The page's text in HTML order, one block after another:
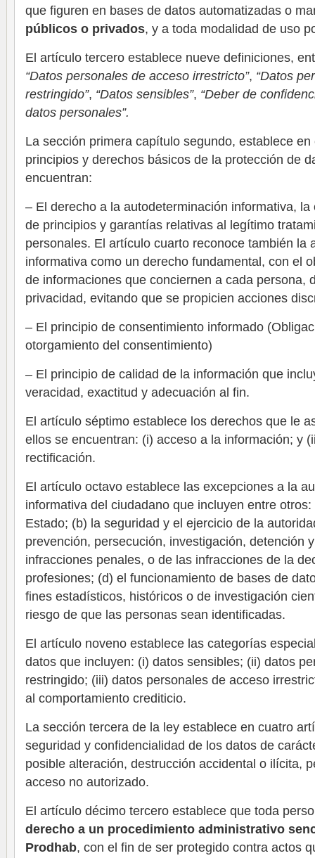
que figuren en bases de datos automatizadas o
públicos o privados, y a toda modalidad de uso
El artículo tercero establece nueve definiciones,
“Datos personales de acceso irrestricto”, “Datos
restringido”, “Datos sensibles”, “Deber de
datos personales”.
La sección primera capítulo segundo, establece
principios y derechos básicos de la protección de
encuentran:
– El derecho a la autodeterminación informativa,
de principios y garantías relativas al legítimo
personales. El artículo cuarto reconoce también la
informativa como un derecho fundamental, con el
de informaciones que conciernen a cada persona,
privacidad, evitando que se propicien acciones
– El principio de consentimiento informado
otorgamiento del consentimiento)
– El principio de calidad de la información que
veracidad, exactitud y adecuación al fin.
El artículo séptimo establece los derechos que le
ellos se encuentran: (i) acceso a la información; y
rectificación.
El artículo octavo establece las excepciones a la
informativa del ciudadano que incluyen entre
Estado; (b) la seguridad y el ejercicio de la
prevención, persecución, investigación, detención
infracciones penales, o de las infracciones de la
profesiones; (d) el funcionamiento de bases de
fines estadísticos, históricos o de investigación
riesgo de que las personas sean identificadas.
El artículo noveno establece las categorías
datos que incluyen: (i) datos sensibles; (ii) datos
restringido; (iii) datos personales de acceso
al comportamiento crediticio.
La sección tercera de la ley establece en cuatro
seguridad y confidencialidad de los datos de
posible alteración, destrucción accidental o ilícita,
acceso no autorizado.
El artículo décimo tercero establece que toda
derecho a un procedimiento administrativo
Prodhab, con el fin de ser protegido contra actos